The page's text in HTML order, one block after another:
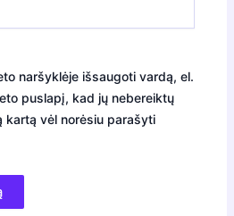
naršyklėje išsaugoti vardą, el.
puslapį, kad jų nebereiktų
kartą vėl norėsiu parašyti